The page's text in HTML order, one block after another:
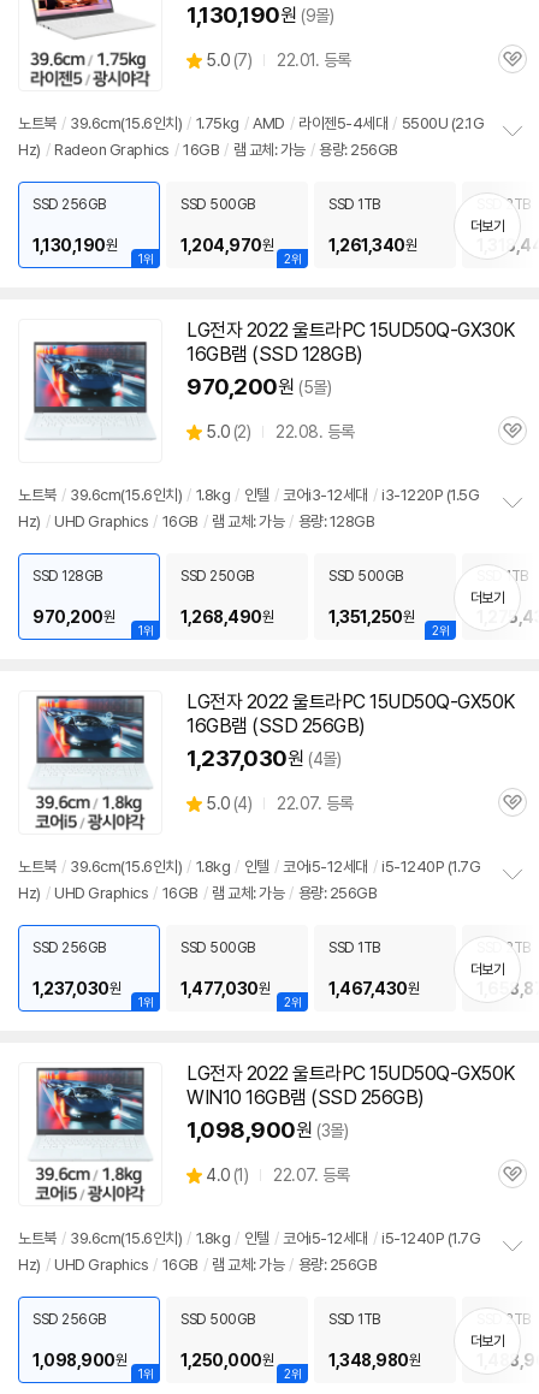
1,130,190원 (9몰)
별
5.0 (상
뷰
7) 22.01. 등록
관
노트북 / 39.6cm(15.6인치) / 1.75kg / AMD / 라이젠5-4세대 / 5500U (2.1G
Hz) / Radeon Graphics / 16GB / 램 교체: 가능 / 용량: 256GB
펼
치
기
1위
SSD 256GB
1,130,190원
2위
SSD 500GB
1,204,970원
SSD 1TB
1,261,340원
SSD 2TB
더보기
LG전자 2022 울트라PC 15UD50Q-GX30K
16GB램 (SSD 128GB)
970,200원 (5몰)
별
5.0 (상
2) 22.08. 등록
관
노트북 / 39.6cm(15.6인치) / 1.8kg / 인텔 / 코어i3-12세대 / i3-1220P (1.5G
Hz) / UHD Graphics / 16GB / 램 교체: 가능 / 용량: 128GB
펼
치
기
1위
SSD 128GB
970,200원
SSD 250GB
1,268,490원
2위
SSD 500GB
1,351,250원
SSD 1TB
더보기
LG전자 2022 울트라PC 15UD50Q-GX50K
16GB램 (SSD 256GB)
1,237,030원 (4몰)
별
5.0 (상
4) 22.07. 등록
관
노트북 / 39.6cm(15.6인치) / 1.8kg / 인텔 / 코어i5-12세대 / i5-1240P (1.7G
Hz) / UHD Graphics / 16GB / 램 교체: 가능 / 용량: 256GB
펼
치
기
1위
SSD 256GB
1,237,030원
2위
SSD 500GB
1,477,030원
SSD 1TB
1,467,430원
SSD 2TB
더보기
LG전자 2022 울트라PC 15UD50Q-GX50K
WIN10 16GB램 (SSD 256GB)
1,098,900원 (3몰)
별
4.0 (상
1) 22.07. 등록
관
노트북 / 39.6cm(15.6인치) / 1.8kg / 인텔 / 코어i5-12세대 / i5-1240P (1.7G
Hz) / UHD Graphics / 16GB / 램 교체: 가능 / 용량: 256GB
펼
치
기
1위
SSD 256GB
1,098,900원
2위
SSD 500GB
1,250,000원
SSD 1TB
1,348,980원
SSD 2TB
더보기